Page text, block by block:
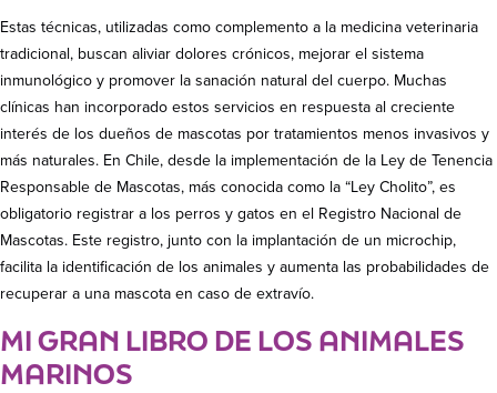
Estas técnicas, utilizadas como complemento a la medicina veterinaria
tradicional, buscan aliviar dolores crónicos, mejorar el sistema
inmunológico y promover la sanación natural del cuerpo. Muchas
clínicas han incorporado estos servicios en respuesta al creciente
interés de los dueños de mascotas por tratamientos menos invasivos y
más naturales. En Chile, desde la implementación de la Ley de Tenencia
Responsable de Mascotas, más conocida como la “Ley Cholito”, es
obligatorio registrar a los perros y gatos en el Registro Nacional de
Mascotas. Este registro, junto con la implantación de un microchip,
facilita la identificación de los animales y aumenta las probabilidades de
recuperar a una mascota en caso de extravío.
MI GRAN LIBRO DE LOS ANIMALES
MARINOS